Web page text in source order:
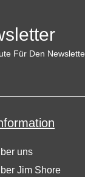
Für Den
uns
Jim Shore